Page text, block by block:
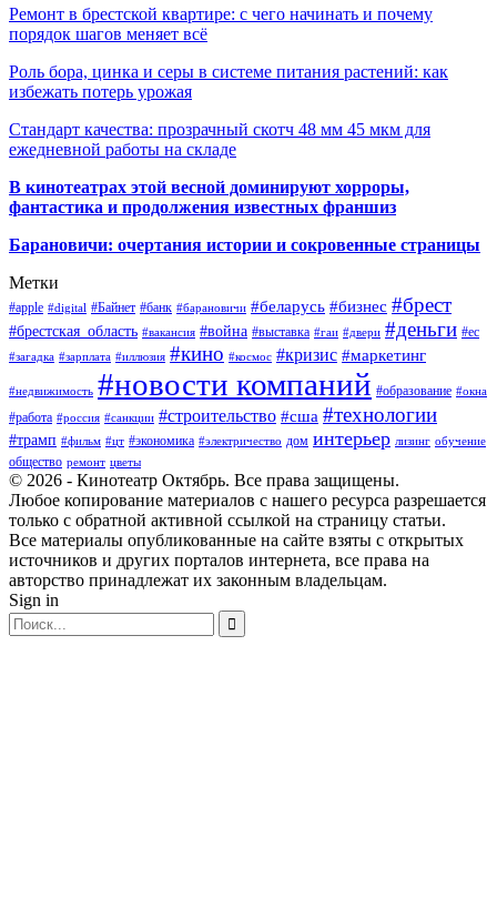
Ремонт в брестской квартире: с чего начинать и почему
порядок шагов меняет всё
Роль бора, цинка и серы в системе питания растений: как
избежать потерь урожая
Стандарт качества: прозрачный скотч 48 мм 45 мкм для
ежедневной работы на складе
В кинотеатрах этой весной доминируют хорроры,
фантастика и продолжения известных франшиз
Барановичи: очертания истории и сокровенные страницы
Метки
#apple #digital #Байнет #банк #барановичи #беларусь #бизнес #брест
#брестская_область #вакансия #война #выставка #гаи #двери #деньги #ес
#загадка #зарплата #иллюзия #кино #космос #кризис #маркетинг
#недвижимость #новости компаний #образование #окна
#работа #россия #санкции #строительство #сша #технологии
#трамп #фильм #цт #экономика #электричество дом интерьер лизинг обучение
общество ремонт цветы
© 2026 - Кинотеатр Октябрь. Все права защищены.
Любое копирование материалов с нашего ресурса разрешается
только с обратной активной ссылкой на страницу статьи.
Все материалы опубликованные на сайте взяты с открытых
источников и других порталов интернета, все права на
авторство принадлежат их законным владельцам.
Sign in